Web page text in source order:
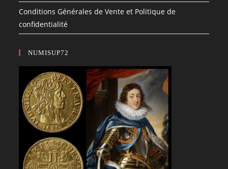
Conditions Générales de Vente et Politique de
confidentialité
NUMISUP72